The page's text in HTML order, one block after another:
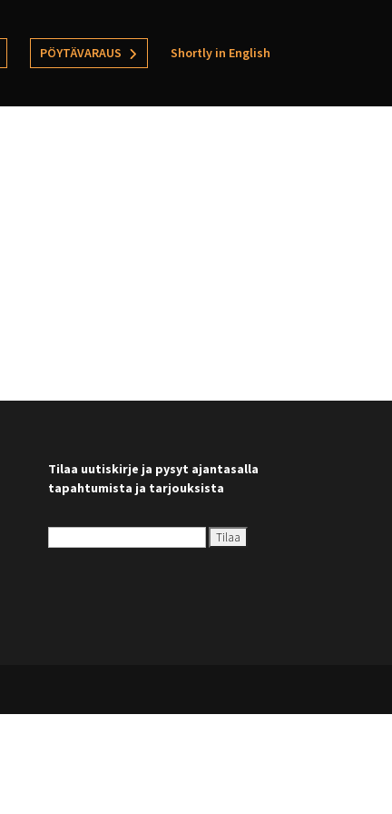
PÖYTÄVARAUS Shortly in English
Tilaa uutiskirje ja pysyt ajantasalla
tapahtumista ja tarjouksista